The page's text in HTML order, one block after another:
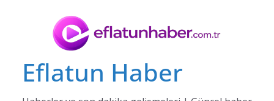
Eflatun Haber